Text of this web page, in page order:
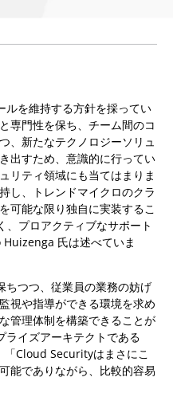
ルを維持する方針を採ってい
専門性を保ち、チーム間のコ
、新たなテクノロジーソリュ
出すため、意識的に行ってい
リティ領域にも当てはまりま
し、トレンドマイクロのクラ
可能な限り独自に実装するこ
、プロアクティブなサポート
氏は述べていま
ちつつ、従業員の業務の妨げ
視や指導ができる環境を求め
管理体制を構築できることが
イズアーキテクトである
「Cloud Securityはまさにこ
能でありながら、比較的容易